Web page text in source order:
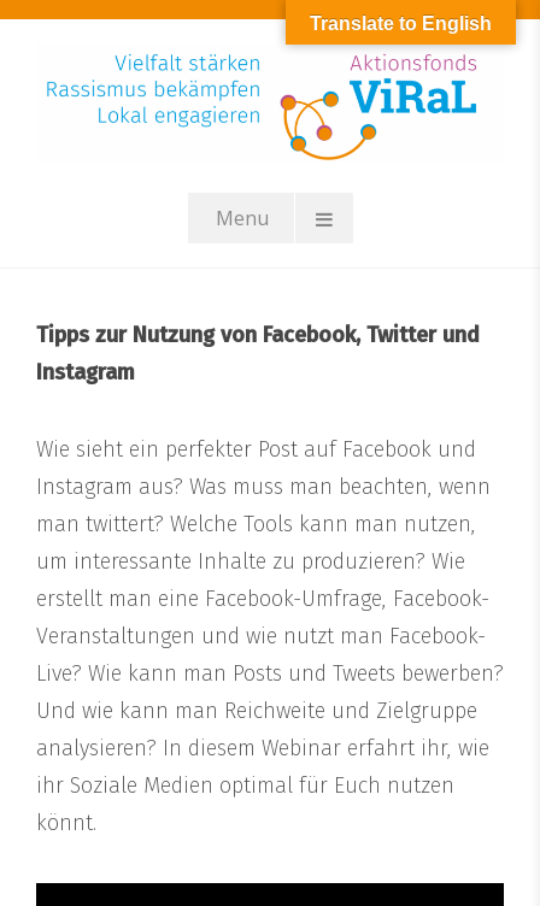
Skip
content
Menu
Tipps zur Nutzung von Facebook, Twitter und
Instagram
Wie sieht ein perfekter Post auf Facebook und
Instagram aus? Was muss man beachten, wenn
man twittert? Welche Tools kann man nutzen,
um interessante Inhalte zu produzieren? Wie
erstellt man eine Facebook-Umfrage, Facebook-
Veranstaltungen und wie nutzt man Facebook-
Live? Wie kann man Posts und Tweets bewerben?
Und wie kann man Reichweite und Zielgruppe
analysieren? In diesem Webinar erfahrt ihr, wie
ihr Soziale Medien optimal für Euch nutzen
könnt.
Translate to English